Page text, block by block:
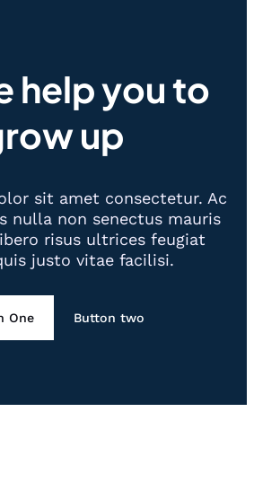
help you to
up
sit amet consectetur. Ac
nulla non senectus mauris
risus ultrices feugiat
justo vitae facilisi.
One Button two